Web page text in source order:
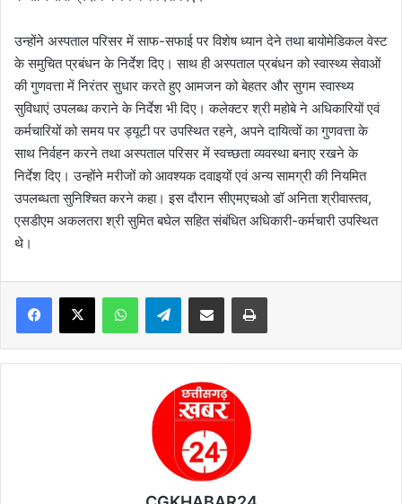
उन्होंने अस्पताल परिसर में साफ-सफाई पर विशेष ध्यान देने तथा बायोमेडिकल वेस्ट
के समुचित प्रबंधन के निर्देश दिए। साथ ही अस्पताल प्रबंधन को स्वास्थ्य सेवाओं
की गुणवत्ता में निरंतर सुधार करते हुए आमजन को बेहतर और सुगम स्वास्थ्य
सुविधाएं उपलब्ध कराने के निर्देश भी दिए। कलेक्टर श्री महोबे ने अधिकारियों एवं
कर्मचारियों को समय पर ड्यूटी पर उपस्थित रहने, अपने दायित्वों का गुणवत्ता के
साथ निर्वहन करने तथा अस्पताल परिसर में स्वच्छता व्यवस्था बनाए रखने के
निर्देश दिए। उन्होंने मरीजों को आवश्यक दवाइयों एवं अन्य सामग्री की नियमित
उपलब्धता सुनिश्चित करने कहा। इस दौरान सीएमएचओ डॉ अनिता श्रीवास्तव,
एसडीएम अकलतरा श्री सुमित बघेल सहित संबंधित अधिकारी-कर्मचारी उपस्थित
थे।
Telegram